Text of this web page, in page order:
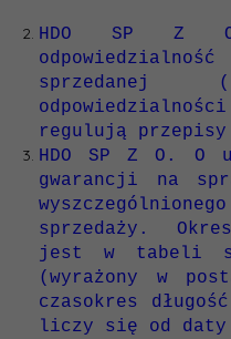
HDO SP Z
sprzedanej
regulują przepisy
HDO SP Z O. O
gwarancji na
sprzedaży.
jest w tabeli
(wyrażony w
czasokres
liczy się od daty